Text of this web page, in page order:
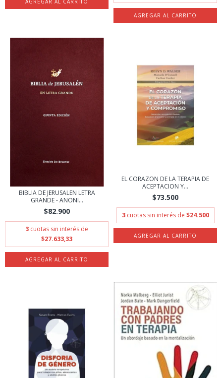
BIBLIA DE JERUSALEN LETRA
GRANDE - ANONI...
$82.900
3 cuotas sin interés de
$27.633,33
EL CORAZON DE LA TERAPIA DE
ACEPTACION Y...
$73.500
3 cuotas sin interés de $24.500